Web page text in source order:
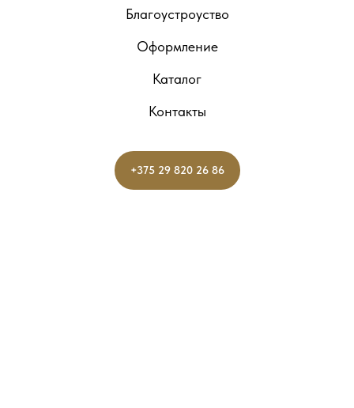
Благоустроуство
Оформление
Каталог
Контакты
+375 29 820 26 86